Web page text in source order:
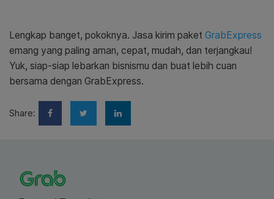
Lengkap banget, pokoknya. Jasa kirim paket GrabExpress
emang yang paling aman, cepat, mudah, dan terjangkau!
Yuk, siap-siap lebarkan bisnismu dan buat lebih cuan
bersama dengan GrabExpress.
Share: